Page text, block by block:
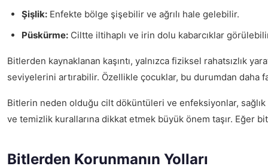
Şişlik: Enfekte bölge şişebilir ve ağrılı hale gelebilir.
Püskürme: Ciltte iltihaplı ve irin dolu kabarcıklar
Bitlerden kaynaklanan kaşıntı, yalnızca fiziksel rahatsızlık
seviyelerini artırabilir. Özellikle çocuklar, bu durumdan daha
Bitlerin neden olduğu cilt döküntüleri ve enfeksiyonlar, sağlık
ve temizlik kurallarına dikkat etmek büyük önem taşır. Eğer
Bitlerden Korunmanın Yolları